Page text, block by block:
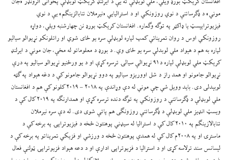
موني» د ډګرساتنې د نوي روزونکي او د استرالیایي «نیرملان تنابالزینګم» یې د نوي
فیزیوتراپېسټ یا ډاکټر په توګه وګماره. افغانستان کرېکټ بورډ نن چهارشنبه ویلي، دواړه
روزونکي اوس د روان تمریناتي کمپ لپاره لوبډلې سره یو ځای شوي او راتلونکو نړیوالو سیالیو
لپاره به هم د هېواد ملي لوبدلې سره یو ځای وي. د بورډ د معلوماتو له مخې، جان موني د ایرلنډ
کرېکټ ملي لوبډلې لپاره د۹۱ نړیوالې سیالۍ ترسره کړې او د یو ورځنیو نړیوالو سیالیو په درې
نړیوالو جامونو او همد راز د شل اووریزو سیالیو په دوو نړیوالو جامونو کې د دغه هېواد په ګټه
لوبېدلی دی. باید وویل شي چې موني له دې وړاندې په ۲۰۱۸ – ۲۰۱۹ کلونو کې هم د افغانستان
ملي لوبډلې د ډګرساتنې د روزونکي په توګه دنده ترسره کړې او همدارنګه په ۲۰۱۹ کال کې د
ویسټ انډیز ملي لوبډلې د ډګرساتنې روزونګی هم پاتې شوی دی. له دې سره نیرملان
تنابالازینګم په ۲۰۱۰ کال کې د استرالیا له سیډني پوهنتون څخه د فیزیوتراپۍ په برخه کې د
ماسترۍ او په ۲۰۰۸م کال کې له همدې پوهنتون څخه د ورزشي او فزیکي تمریناتو په برخه کې د
لېسانس سند ترلاسه کړی او د استرالیا د فزیوتراپۍ ادارې او د دعه هېواد فزیوتراپۍ ټولنې فعال